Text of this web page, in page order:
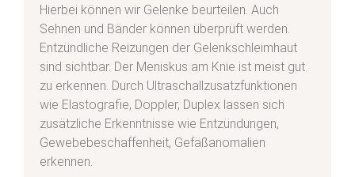
Hierbei können wir Gelenke beurteilen. Auch
Sehnen und Bänder können überprüft werden.
Entzündliche Reizungen der Gelenkschleimhaut
sind sichtbar. Der Meniskus am Knie ist meist gut
zu erkennen. Durch Ultraschallzusatzfunktionen
wie Elastografie, Doppler, Duplex lassen sich
zusätzliche Erkenntnisse wie Entzündungen,
Gewebebeschaffenheit, Gefäßanomalien
erkennen.